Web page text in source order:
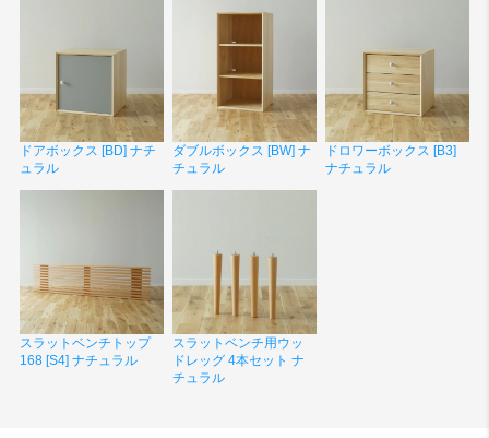
ドアボックス [BD] ナチ
ュラル
ダブルボックス [BW] ナ
チュラル
ドロワーボックス [B3]
ナチュラル
スラットベンチトップ
168 [S4] ナチュラル
スラットベンチ用ウッ
ドレッグ 4本セット ナ
チュラル